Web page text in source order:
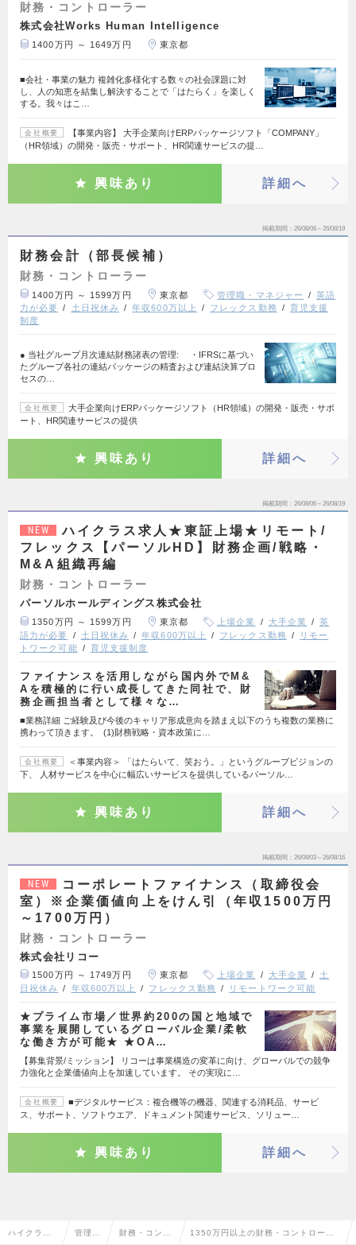
財務・コントローラー
株式会社Works Human Intelligence
1400万円 ～ 1649万円 東京都
■会社・事業の魅力 複雑化多様化する数々の社会課題に対
し、人の知恵を結集し解決することで「はたらく」を楽しく
する。我々はこ…
会社概要
【事業内容】 大手企業向けERPパッケージソフト「COMPANY」
（HR領域）の開発・販売・サポート、HR関連サービスの提…
興味あり 詳細へ
掲載期間 26/08/06～26/08/19
財務会計（部長候補）
財務・コントローラー
1400万円 ～ 1599万円 東京都 管理職・マネジャー
英語
力が必要
土日祝休み 年収600万以上 フレックス勤務
育児支援
制度
● 当社グループ月次連結財務諸表の管理: ・IFRSに基づい
たグループ各社の連結パッケージの精査および連結決算プロ
セスの…
会社概要
大手企業向けERPパッケージソフト（HR領域）の開発・販売・サポ
ート、HR関連サービスの提供
興味あり 詳細へ
掲載期間 26/08/06～26/08/19
NEW
ハイクラス求人★東証上場★リモート/
フレックス【パーソルHD】財務企画/戦略・
M&A組織再編
財務・コントローラー
パーソルホールディングス株式会社
1350万円 ～ 1599万円 東京都 上場企業 大手企業
英
語力が必要
土日祝休み 年収600万以上 フレックス勤務
リモー
トワーク可能
育児支援制度
ファイナンスを活用しながら国内外でM&
Aを積極的に行い成長してきた同社で、財
務企画担当者として様々な…
■業務詳細 ご経験及び今後のキャリア形成意向を踏まえ以下のうち複数の業務に
携わって頂きます。 (1)財務戦略・資本政策に…
会社概要
＜事業内容＞ 「はたらいて、笑おう。」というグループビジョンの
下、 人材サービスを中心に幅広いサービスを提供しているパーソル…
興味あり 詳細へ
掲載期間 26/08/03～26/08/16
NEW
コーポレートファイナンス（取締役会
室）※企業価値向上をけん引（年収1500万円
～1700万円）
財務・コントローラー
株式会社リコー
1500万円 ～ 1749万円 東京都 上場企業 大手企業
土
日祝休み
年収600万以上 フレックス勤務 リモートワーク可能
★プライム市場／世界約200の国と地域で
事業を展開しているグローバル企業/柔軟
な働き方が可能★ ★OA…
【募集背景/ミッション】 リコーは事業構造の変革に向け、グローバルでの競争
力強化と企業価値向上を加速しています。 その実現に…
会社概要
■デジタルサービス：複合機等の機器、関連する消耗品、サービ
ス、サポート、ソフトウエア、ドキュメント関連サービス、ソリュー…
興味あり 詳細へ
ハイクラス 管理部 財務・コント 1350万円以上の財務・コントローラ